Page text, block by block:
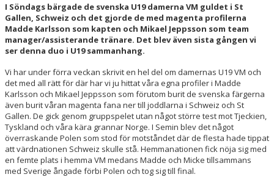
I Söndags bärgade de svenska U19 damerna VM guldet i St
Gallen, Schweiz och det gjorde de med magenta profilerna
Madde Karlsson som kapten och Mikael Jeppsson som team
manager/assisterande tränare. Det blev även sista gången vi
ser denna duo i U19 sammanhang.
Vi har under förra veckan skrivit en hel del om damernas U19 VM och
det med all rätt för där har vi ju hittat våra egna profiler i Madde
Karlsson och Mikael Jeppsson som förutom burit de svenska färgerna
även burit våran magenta fana ner till joddlarna i Schweiz och St
Gallen. De gick genom gruppspelet utan något större test mot Tjeckien,
Tyskland och våra kära grannar Norge. I Semin blev det något
överraskande Polen som stod för motståndet där de flesta hade tippat
att värdnationen Schweiz skulle stå. Hemmanationen fick nöja sig med
en femte plats i hemma VM medans Madde och Micke tillsammans
med Sverige ångade förbi Polen och tog sig till final.